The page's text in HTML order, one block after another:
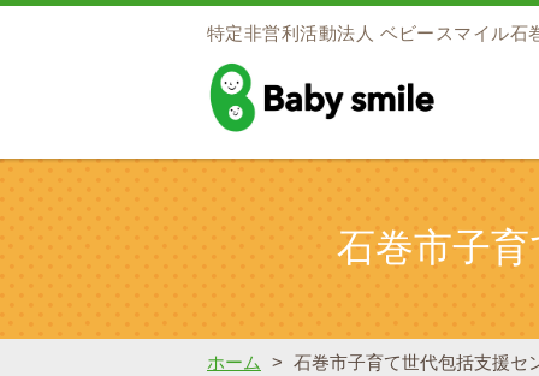
特定非営利活動法人 ベビースマイル石
石巻市子
ホーム > 石巻市子育て世代包括支援セ